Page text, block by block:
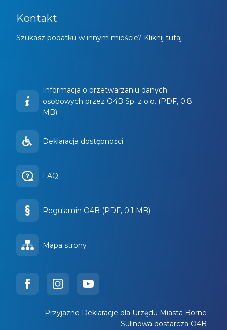
Kontakt
Szukasz podatku w innym mieście? Kliknij tutaj
Informacja o przetwarzaniu danych
osobowych przez O4B Sp. z o.o. (PDF, 0.8
MB)
Deklaracja dostępności
FAQ
Regulamin O4B (PDF, 0.1 MB)
Mapa strony
Przyjazne Deklaracje dla Urzędu Miasta Borne
Sulinowa dostarcza O4B